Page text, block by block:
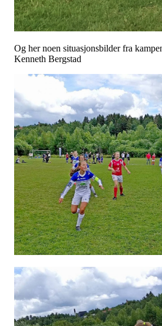
Og her noen situasjonsbilder fra
Kenneth Bergstad